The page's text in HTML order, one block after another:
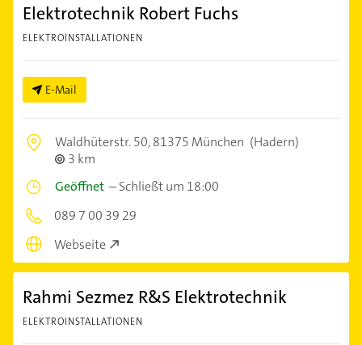
Elektrotechnik Robert Fuchs
ELEKTROINSTALLATIONEN
E-Mail
Waldhüterstr. 50,81375 München (Hadern)
3 km
Geöffnet –Schließt um 18:00
089 7 00 39 29
Webseite
Rahmi Sezmez R&S Elektrotechnik
ELEKTROINSTALLATIONEN